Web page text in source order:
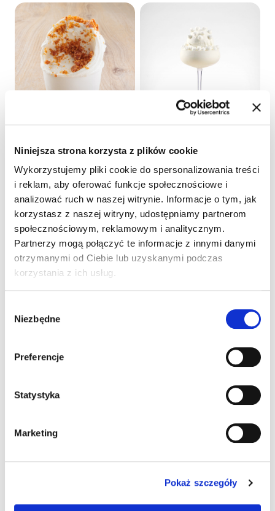
Niniejsza strona korzysta z plików cookie
Wykorzystujemy pliki cookie do spersonalizowania treści
i reklam, aby oferować funkcje społecznościowe i
analizować ruch w naszej witrynie. Informacje o tym, jak
korzystasz z naszej witryny, udostępniamy partnerom
społecznościowym, reklamowym i analitycznym.
Partnerzy mogą połączyć te informacje z innymi danymi
otrzymanymi od Ciebie lub uzyskanymi podczas
korzystania z ich usług.
zgody
Niezbędne
Preferencje
Statystyka
Marketing
Pokaż szczegóły
CROCCANTE (CHRUPKI)
28412
Szczegóły produktu
MERINGUE/BEZA
Szczegóły produktu
GRANELLA CROCCANTE
67614
GRANELLA PISTACJOWA